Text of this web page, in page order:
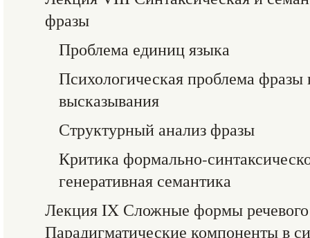
фразы
Проблема единиц языка
Психологическая проблема
высказывания
Структурный анализ фразы
Критика формально-
генеративная семантика
Лекция IX Сложные формы
Парадигматические компоненты в